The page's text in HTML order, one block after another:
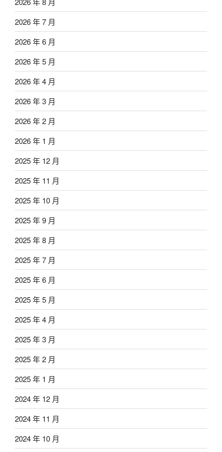
2026 年 7 月
2026 年 6 月
2026 年 5 月
2026 年 4 月
2026 年 3 月
2026 年 2 月
2026 年 1 月
2025 年 12 月
2025 年 11 月
2025 年 10 月
2025 年 9 月
2025 年 8 月
2025 年 7 月
2025 年 6 月
2025 年 5 月
2025 年 4 月
2025 年 3 月
2025 年 2 月
2025 年 1 月
2024 年 12 月
2024 年 11 月
2024 年 10 月